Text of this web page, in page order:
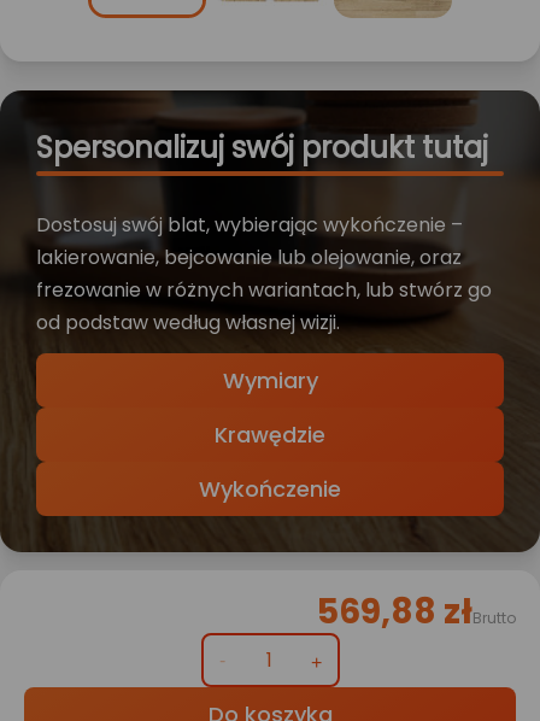
Spersonalizuj swój produkt tutaj
Dostosuj swój blat, wybierając wykończenie –
lakierowanie, bejcowanie lub olejowanie, oraz
frezowanie w różnych wariantach, lub stwórz go
od podstaw według własnej wizji.
Wymiary
Krawędzie
Wykończenie
569,88 złBrutto
Do koszyka